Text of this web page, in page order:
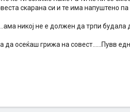
скарана си и те има напуштено
никој не е должен да трпи будала
осеќаш грижа на совест......Пувв